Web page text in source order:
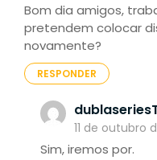
Bom dia amigos,
pretendem colocar
novamente?
RESPONDER
11 de outubro
Sim, iremos por.